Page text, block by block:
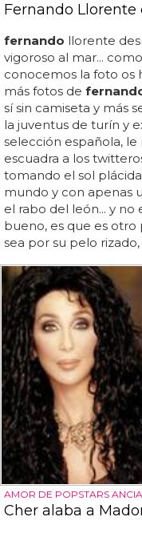
Fernando
fernando llorente
vigoroso al mar...
conocemos la foto os
más fotos de
sí sin camiseta y más
la juventus de turín y
selección española,
escuadra a los
tomando el sol
mundo y con apenas
el rabo del león... y
bueno, es que es otro
sea por su pelo
AMOR DE POPSTARS
Cher alaba a